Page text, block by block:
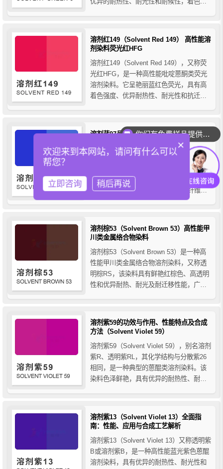
为工业产品提供持久、稳定且高效的荧光
绿黄色效果。
溶剂红149（Solvent Red 149） 高性能溶
剂染料荧光红HFG
溶剂红149（Solvent Red 149），又称荧
光红HFG，是一种高性能吡啶蒽酮类荧光
溶剂染料。它呈艳丽蓝红色荧光，具有高
着色强度、优异耐热性、耐光性和抗迁移
适用于高可视性和警示性制品的着色，兼
具透明度和持久稳定的色彩效果，是工业
着色领域的理...
溶剂蓝97号蓝染料（Solvent Blue 97）的
溶剂蓝97（Solvent Blue 97）别名透明蓝
RR、溶剂蓝RR，是一种高性能蒽醌类溶
剂染料，它广泛应用于PS、ABS、PC、
PVC、PET等塑料及涤纶、尼龙等纤维的
着色，并提供分子级均匀着色效果。本文
点及合成方法。
溶剂棕53（Solvent Brown 53）高性能甲
川类金属络合物染料
溶剂棕53（Solvent Brown 53）是一种高
性能甲川类金属络合物溶剂染料，又称透
明棕RS，该染料具有鲜艳红棕色、高透明
性和优异耐热、耐光及耐迁移性能，广泛
溶剂紫59的功效与作用、性能特点及合成
方法（Solvent Violet 59）
溶剂紫59（Solvent Violet 59），别名溶剂
紫R、透明紫RL，其化学结构与分散紫26
相同，是一种典型的蒽醌类溶剂染料。该
染料色泽鲜艳，具有优异的耐热性、耐光
高透明制品的优质着色需求。
溶剂紫13（Solvent Violet 13）全面指
南：性能、应用与合成工艺解析
溶剂紫13（Solvent Violet 13）又称透明紫
B或溶剂紫B，是一种高性能蓝光紫色蒽醌
溶剂染料，具有优异的耐热性、耐光性和
你们有免费样品提供吗？
×
欢迎来到本网站，请问有什么可以
帮您？
立即咨询 稍后再说